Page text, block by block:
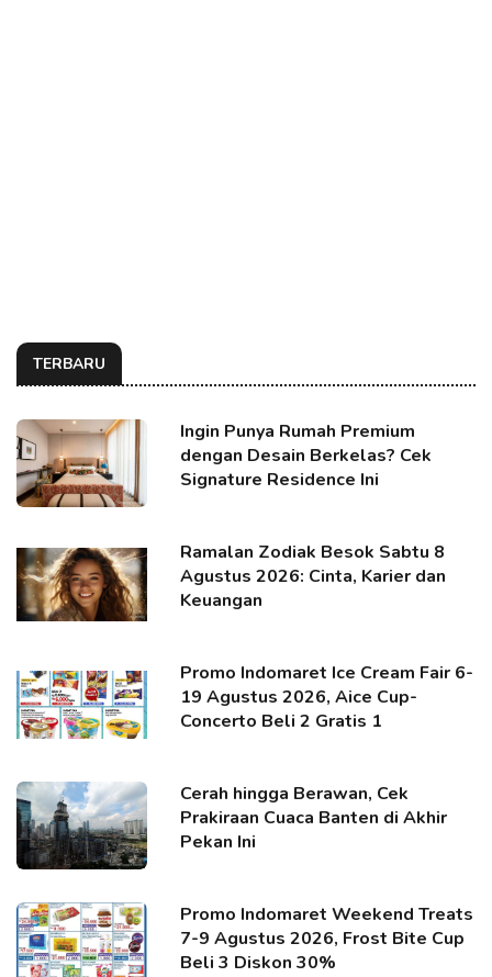
TERBARU
Ingin Punya Rumah Premium
dengan Desain Berkelas? Cek
Signature Residence Ini
Ramalan Zodiak Besok Sabtu 8
Agustus 2026: Cinta, Karier dan
Keuangan
Promo Indomaret Ice Cream Fair 6-
19 Agustus 2026, Aice Cup-
Concerto Beli 2 Gratis 1
Cerah hingga Berawan, Cek
Prakiraan Cuaca Banten di Akhir
Pekan Ini
Promo Indomaret Weekend Treats
7-9 Agustus 2026, Frost Bite Cup
Beli 3 Diskon 30%